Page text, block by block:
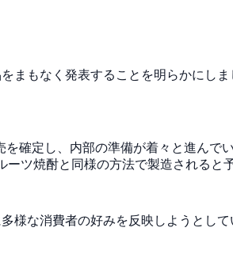
まもなく発表することを明らかにし
確定し、内部の準備が着々と進んで
ツ焼酎と同様の方法で製造されると
な消費者の好みを反映しようとし